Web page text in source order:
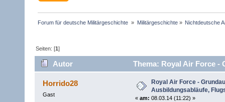
Forum für deutsche Militärgeschichte » Militärgeschichte» Nichtdeutsche
Seiten: [1]
Autor
Thema: Royal Air Force
4335 mal)
Horrido28
Gast
Royal Air Force -
Ausbildungsabläufe,
« am: 08.03.14 (11:22) »